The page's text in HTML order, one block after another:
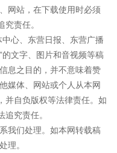
网站，在下载使用时必须
责任。
心、东营日报、东营广播
文字、图片和音视频等稿
息之目的，并不意味着赞
媒体、网站或个人从本网
并自负版权等法律责任。如
追究责任。
我们处理。如本网转载稿
理。